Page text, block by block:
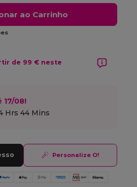
ao Carrinho
de 99 € neste
17/08!
Hrs 44 Mins
Personalize O!